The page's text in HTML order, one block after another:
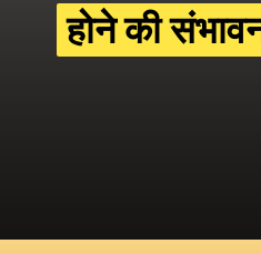
होने की
होने की